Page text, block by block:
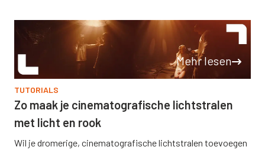
Mehr lesen
TUTORIALS
Zo maak je cinematografische lichtstralen
met licht en rook
Wil je dromerige, cinematografische lichtstralen toevoegen